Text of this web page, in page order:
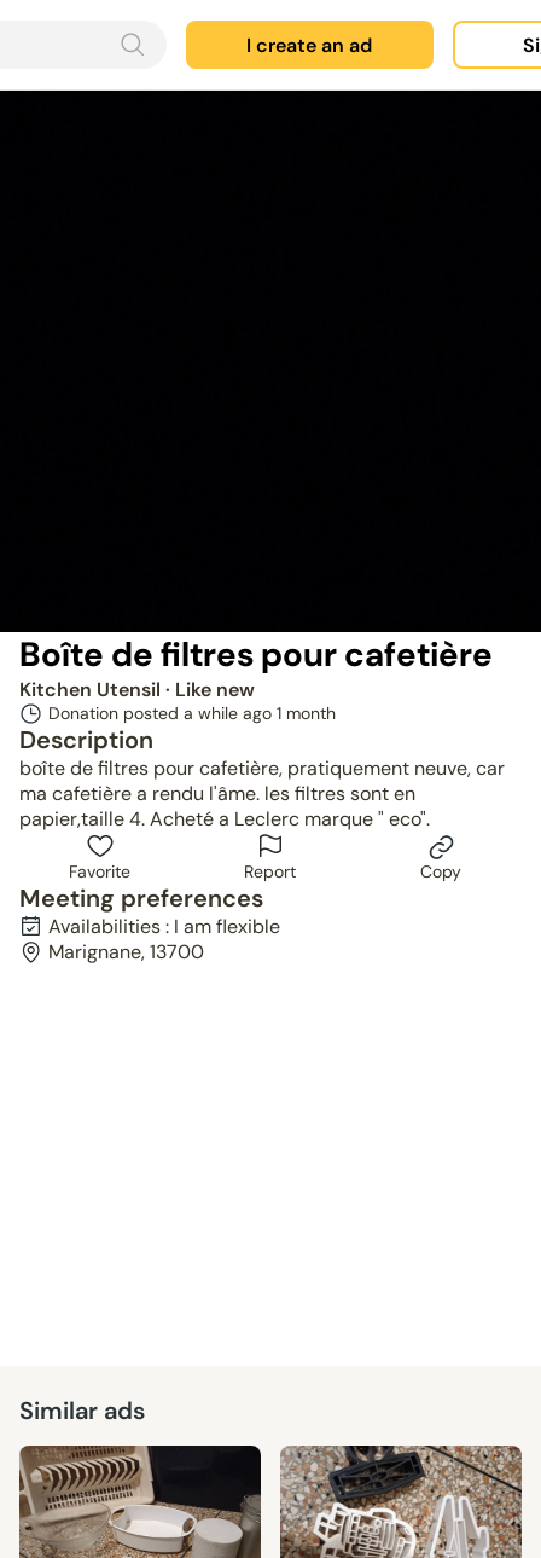
I create an ad
Boîte de filtres pour cafetière
Kitchen Utensil · Like new
Donation posted a while ago 1 month
Description
boîte de filtres pour cafetière, pratiquement neuve, car
ma cafetière a rendu l'âme. les filtres sont en
papier,taille 4. Acheté a Leclerc marque " eco".
Favorite Report Copy
Meeting preferences
Availabilities : I am flexible
Marignane, 13700
Similar ads